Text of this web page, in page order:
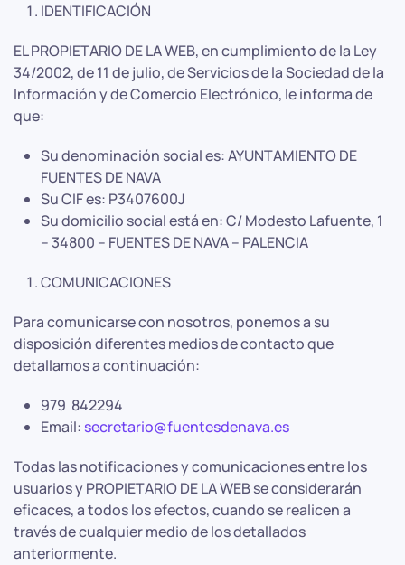
IDENTIFICACIÓN
EL PROPIETARIO DE LA WEB, en cumplimiento de la Ley
34/2002, de 11 de julio, de Servicios de la Sociedad de la
Información y de Comercio Electrónico, le informa de
que:
Su denominación social es: AYUNTAMIENTO DE
FUENTES DE NAVA
Su CIF es: P3407600J
Su domicilio social está en: C/ Modesto Lafuente, 1
– 34800 – FUENTES DE NAVA – PALENCIA
COMUNICACIONES
Para comunicarse con nosotros, ponemos a su
disposición diferentes medios de contacto que
detallamos a continuación:
979 842294
Email: secretario@fuentesdenava.es
Todas las notificaciones y comunicaciones entre los
usuarios y PROPIETARIO DE LA WEB se considerarán
eficaces, a todos los efectos, cuando se realicen a
través de cualquier medio de los detallados
anteriormente.